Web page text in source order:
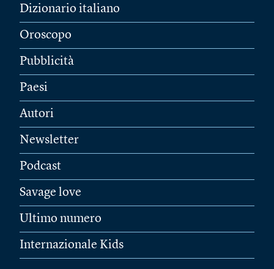
Dizionario italiano
Oroscopo
Pubblicità
Paesi
Autori
Newsletter
Podcast
Savage love
Ultimo numero
Internazionale Kids